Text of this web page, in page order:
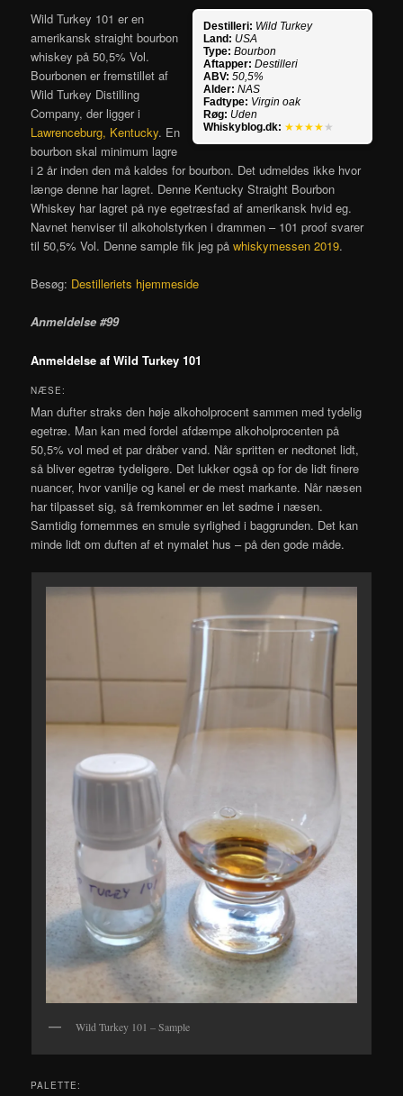
Destilleri: Wild Turkey
Land: USA
Type: Bourbon
Aftapper: Destilleri
ABV: 50,5%
Alder: NAS
Fadtype: Virgin oak
Røg: Uden
Whiskyblog.dk: ★★★★ ★
Wild Turkey 101 er en
amerikansk straight bourbon
whiskey på 50,5% Vol.
Bourbonen er fremstillet af
Wild Turkey Distilling
Company, der ligger i
Lawrenceburg, Kentucky. En
bourbon skal minimum lagre
i 2 år inden den må kaldes for bourbon. Det udmeldes ikke hvor
længe denne har lagret. Denne Kentucky Straight Bourbon
Whiskey har lagret på nye egetræsfad af amerikansk hvid eg.
Navnet henviser til alkoholstyrken i drammen – 101 proof svarer
til 50,5% Vol. Denne sample fik jeg påwhiskymessen 2019.
Besøg: Destilleriets hjemmeside
Anmeldelse #99
Anmeldelse af Wild Turkey 101
NÆSE:
Man dufter straks den høje alkoholprocent sammen med tydelig
egetræ. Man kan med fordel afdæmpe alkoholprocenten på
50,5% vol med et par dråber vand. Når spritten er nedtonet lidt,
så bliver egetræ tydeligere. Det lukker også op for de lidt finere
nuancer, hvor vanilje og kanel er de mest markante. Når næsen
har tilpasset sig, så fremkommer en let sødme i næsen.
Samtidig fornemmes en smule syrlighed i baggrunden. Det kan
minde lidt om duften af et nymalet hus – på den gode måde.
Wild Turkey 101 – Sample
PALETTE: